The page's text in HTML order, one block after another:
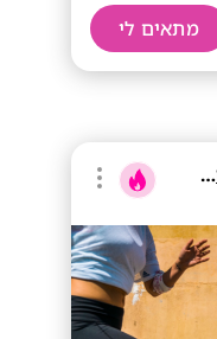
מתאים לי
Adidas - אלקטרה מוצרי צריכה